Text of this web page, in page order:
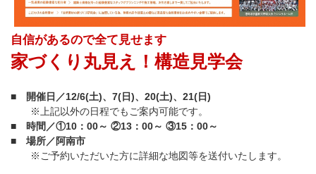
自信があるので全て見せます
家づくり丸見え！構造見学会
■ 開催日／12/6(土)、7(日)、20(土)、21(日)
※上記以外の日程でもご案内可能です。
■ 時間／①10：00～ ②13：00～ ③15：00～
■ 場所／阿南市
※ご予約いただいた方に詳細な地図等を送付いたします。